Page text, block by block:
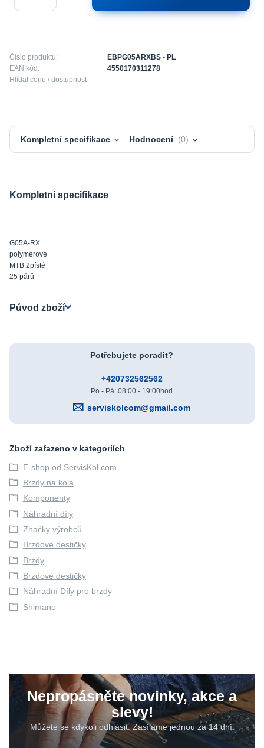
Číslo produktu:
EBPG05ARXBS - PL
EAN kód:
4550170311278
Hlídat cenu / dostupnost
Kompletní specifikace Hodnocení 0
Kompletní specifikace
G05A-RX
polymerové
MTB 2písté
25 párů
Původ zboží
Potřebujete poradit?
+420732562562
Po - Pá: 08:00 - 19:00hod
serviskolcom@gmail.com
Zboží zařazeno v kategoriích
E-shop od ServisKol.com
Brzdy na kola
Komponenty
Náhradní díly
Značky výrobců
Brzdové destičky
Brzdy
Brzdové destičky
Náhradní Díly pro brzdy
Shimano
Nepropásněte novinky, akce a
slevy!
Můžete se kdykoli odhlásit. Zasíláme jednou za 14 dní.